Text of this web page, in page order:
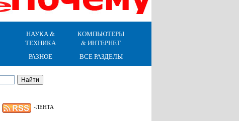
НАУКА &
ТЕХНИКА
КОМПЬЮТЕРЫ
& ИНТЕРНЕТ
РАЗНОЕ ВСЕ РАЗДЕЛЫ
-ЛЕНТА